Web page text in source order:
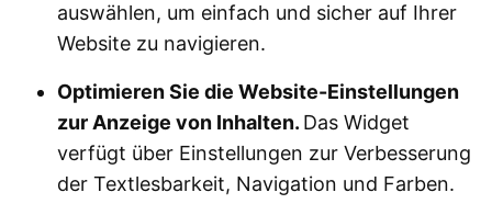
auswählen, um einfach und sicher auf Ihrer
Website zu navigieren.
Optimieren Sie die Website-Einstellungen
zur Anzeige von Inhalten. Das Widget
verfügt über Einstellungen zur Verbesserung
der Textlesbarkeit, Navigation und Farben.